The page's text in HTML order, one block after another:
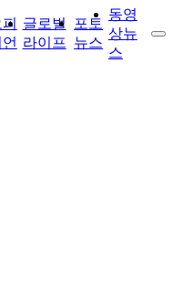
글로벌
라이프
포토
뉴스
동영
상뉴
스